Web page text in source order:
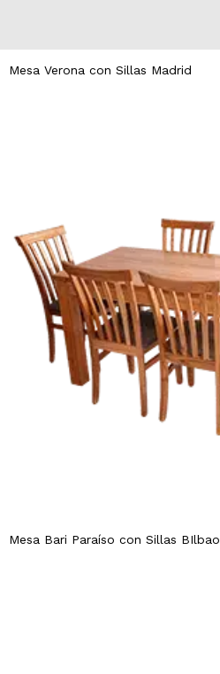
Mesa Verona con Sillas Madrid
Mesa Bari Paraíso con Sillas BIlbao